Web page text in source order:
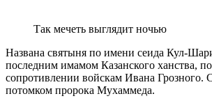
Так мечеть выглядит ночью
Названа святыня по имени сеида Кул-
последним имамом Казанского ханства,
сопротивлении войскам Ивана Грозного.
потомком пророка Мухаммеда.